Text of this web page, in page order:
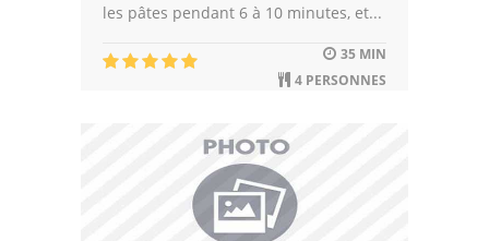
les pâtes pendant 6 à 10 minutes, et...
35 MIN
4 PERSONNES